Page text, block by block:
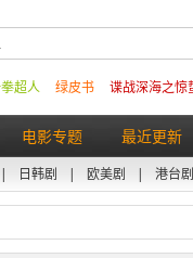
谍战深海之惊
绿皮书
超人
电影专题 最近更新
| 日韩剧 | 欧美剧 | 港台剧